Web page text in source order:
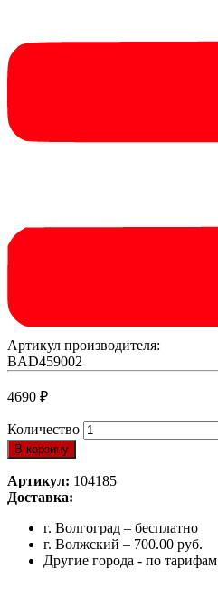
Артикул производителя:
BAD459002
4690 ₽
Количество
В корзину
Артикул: 104185
Доставка:
г. Волгоград – бесплатно
г. Волжский – 700.00 руб.
Другие города - по